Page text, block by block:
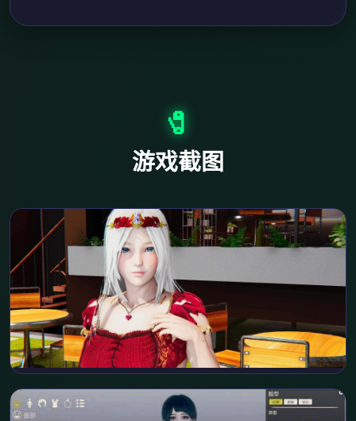
🧷
游戏截图